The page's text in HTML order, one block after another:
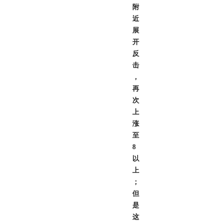
附
近
展
开
反
击
，
再
次
上
涨
至
8
以
上
；
但
是
这